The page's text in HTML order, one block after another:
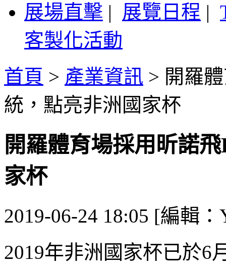
展場直擊 | 展覽日程 |
客製化活動
首頁 > 產業資訊 > 開羅
統，點亮非洲國家杯
開羅體育場採用昕諾
家杯
2019-06-24 18:05 [編輯
2019年非洲國家杯已於6